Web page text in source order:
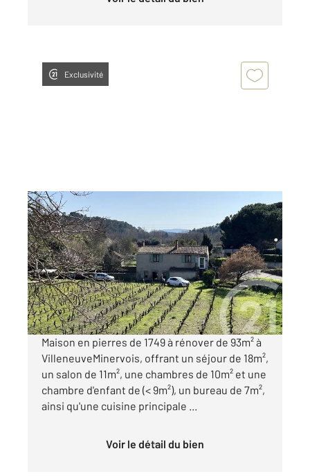
Exclusivité
VILLENEUVE MINERVOIS 11
93,40 m2, 6 pièces
Ref : 29455
Maison à vendre
151 500 €
Visiter le site dédié
Maison en pierres de 1749 à rénover de 93m² à
VilleneuveMinervois, offrant un séjour de 18m²,
un salon de 11m², une chambres de 10m² et une
chambre d'enfant de (< 9m²), un bureau de 7m²,
ainsi qu'une cuisine principale ...
Voir le détail du bien